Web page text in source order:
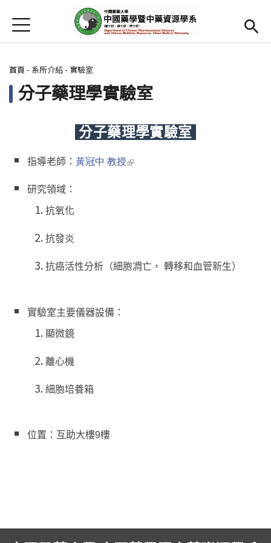
首頁
首頁
最新消息
Open submenu (系所介紹)
系所介紹
Open submenu (學生專區)
學生專區
活動集錦
Open submenu (相關資源)
相關資源
Open submenu (English)
English
Jump to Navigation
Jump to Main content
您在這裡
首頁 - 系所介紹- 實驗室
分子藥理學實驗室
分子藥理學實驗室
指導老師： 黃冠中 教授
研究領域：
抗氧化
抗發炎
抗癌活性分析（細胞凋亡， 轉移和血管新生）
實驗室主要儀器設備：
顯微鏡
離心機
細胞培養箱
位置：互助大樓9樓